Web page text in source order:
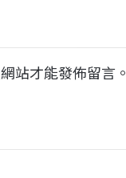
網站才能發佈留言。